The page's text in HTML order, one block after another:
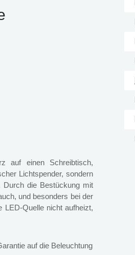
auf einen Schreibtisch,
Lichtspender, sondern
Durch die Bestückung mit
und besonders bei der
Quelle nicht aufheizt,
auf die Beleuchtung